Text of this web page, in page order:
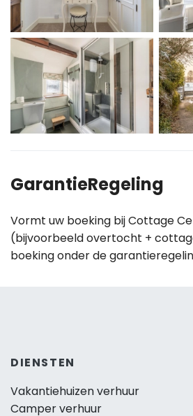
GarantieRegeling
Vormt uw boeking bij Cottage
(bijvoorbeeld overtocht +
boeking onder de
DIENSTEN
Vakantiehuizen verhuur
Camper verhuur